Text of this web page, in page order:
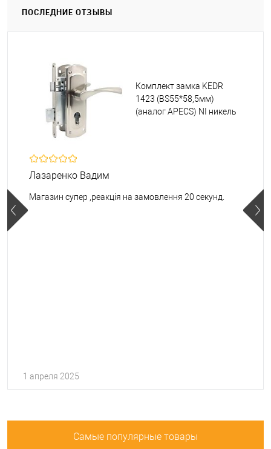
ПОСЛЕДНИЕ ОТЗЫВЫ
Комплект замка KEDR
1423 (BS55*58,5мм)
(аналог APECS) NI никель
Лазаренко Вадим
Магазин супер ,реакція на замовлення 20 секунд.
1 апреля 2025
Самые популярные товары